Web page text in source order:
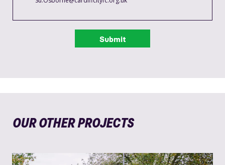
OUR OTHER PROJECTS